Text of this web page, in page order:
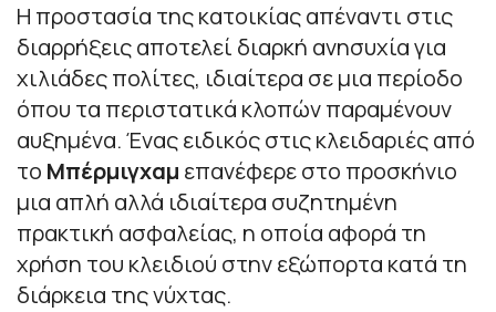
Η προστασία της κατοικίας απέναντι στις
διαρρήξεις αποτελεί διαρκή ανησυχία για
χιλιάδες πολίτες, ιδιαίτερα σε μια περίοδο
όπου τα περιστατικά κλοπών παραμένουν
αυξημένα. Ένας ειδικός στις κλειδαριές από
το Μπέρμιγχαμ επανέφερε στο προσκήνιο
μια απλή αλλά ιδιαίτερα συζητημένη
πρακτική ασφαλείας, η οποία αφορά τη
χρήση του κλειδιού στην εξώπορτα κατά τη
διάρκεια της νύχτας.